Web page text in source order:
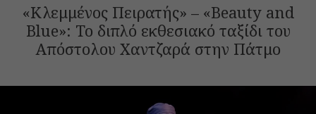
«Κλεμμένος Πειρατής» – «Beauty and
Blue»: Το διπλό εκθεσιακό ταξίδι του
Απόστολου Χαντζαρά στην Πάτμο